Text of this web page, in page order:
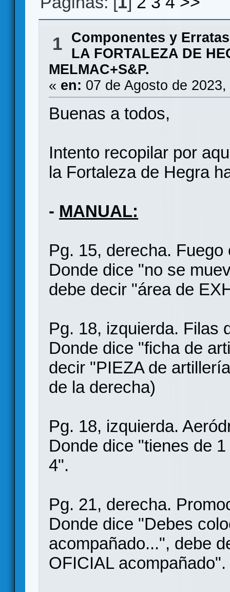
1 Componentes y Erratas
LA FORTALEZA DE
MELMAC+S&P.
« en: 07 de Agosto de
Buenas a todos,
Intento recopilar por
la Fortaleza de Hegra
- MANUAL:
Pg. 15, derecha.
Donde dice "no se
debe decir "área de
Pg. 18, izquierda. Filas
Donde dice "ficha de
decir "PIEZA de
de la derecha)
Pg. 18, izquierda.
Donde dice "tienes de
4".
Pg. 21, derecha.
Donde dice "Debes
acompañado...", debe
OFICIAL acompañado".